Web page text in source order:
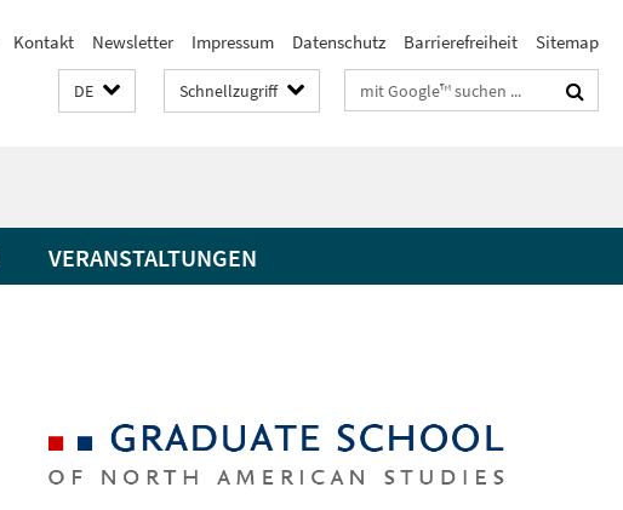
Kontakt Newsletter Impressum Datenschutz Barrierefreiheit Sitemap
DE Schnellzugriff Suchbegriffe
VERANSTALTUNGEN